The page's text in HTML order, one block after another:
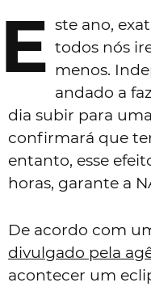
E ste ano,
todos nós
menos.
andado a
dia subir para
confirmará que
entanto, esse
horas, garante a
De acordo com
divulgado pela
acontecer um